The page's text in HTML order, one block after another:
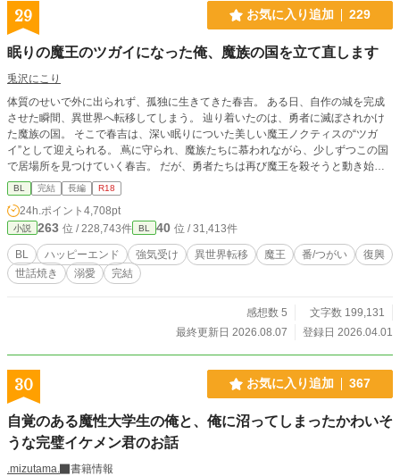
ＣＰ、R18回には※を付けます。 ムーンにも掲載中。全56話
となります。 ミドリ名義で投稿していたものをR18専用緑虫
ます。
29 お気に入り追加 229
眠りの魔王のツガイになった俺、魔族の国を立て直します
兎沢にこり
体質のせいで外に出られず、孤独に生きてきた春吉。 ある日、自作の城を完成
させた瞬間、異世界へ転移してしまう。 辿り着いたのは、勇者に滅ぼされかけ
た魔族の国。 そこで春吉は、深い眠りについた美しい魔王ノクティスの“ツガ
イ”として迎えられる。 蔦に守られ、魔族たちに慕われながら、少しずつこの国
で居場所を見つけていく春吉。 だが、勇者たちは再び魔王を殺そうと動き始め
ていて――。 「何もしないなんて、無理だろ」 優しすぎる魔王と、そのツガイ
になった青年が、傷ついた国と心を再生していく、溺愛×異世界復興BLファンタ
ジー。
BL 完結 長編 R18
24h.ポイント 4,708pt
小説 263 位 / 228,743件 BL 40 位 / 31,413件
BL ハッピーエンド 強気受け 異世界転移 魔王 番/つがい
復興
世話焼き
溺愛 完結
感想数 5
文字数 199,131
最終更新日 2026.08.07
登録日 2026.04.01
30 お気に入り追加 367
自覚のある魔性大学生の俺と、俺に沼ってしまったかわいそ
うな完璧イケメン君のお話
.mizutama.
書籍情報